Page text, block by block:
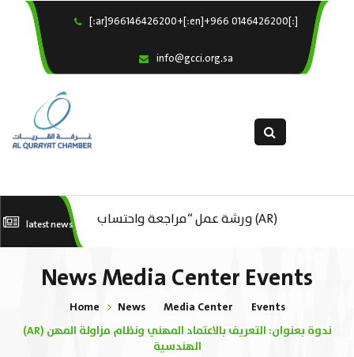
[:ar]966146426200+[:en]+966 0146426200[:]
info@gcci.org.sa ×
Our Services
Electronic Submission
استبيان معوقات
latest news
(AR) ورشة عمل “مراجعة واحتساب
الاقتصادية لقطاع الترفيه – الثقافة –
السياحة”
News Media Center Events
Home News Media Center
Events
(AR) ندوة بعنوان: التعريف بالاعتماد المهني ونظام مزاولة المهن
الهندسية